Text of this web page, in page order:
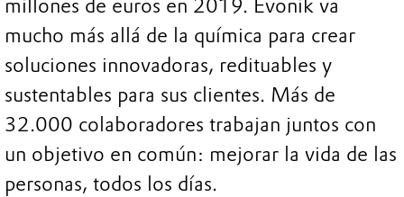
millones de euros en 2019. Evonik va
mucho más allá de la química para crear
soluciones innovadoras, redituables y
sustentables para sus clientes. Más de
32.000 colaboradores trabajan juntos con
un objetivo en común: mejorar la vida de las
personas, todos los días.